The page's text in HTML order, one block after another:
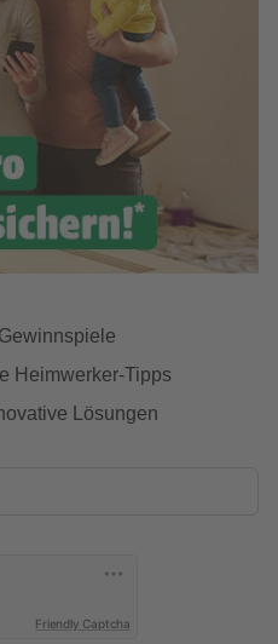
Heimwerker-Tipps
Lösungen
Friendly Captcha